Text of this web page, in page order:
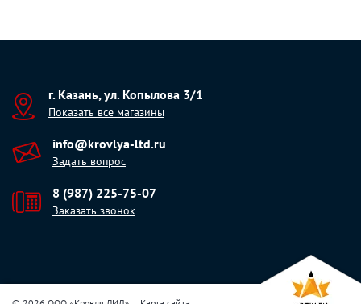
г. Казань, ул. Копылова 3/1
Показать все магазины
info@krovlya-ltd.ru
Задать вопрос
8 (987) 225-75-07
Заказать звонок